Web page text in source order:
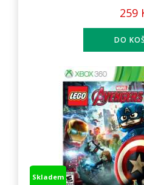
259
Skladem